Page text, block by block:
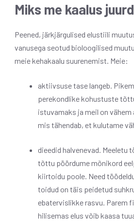
Miks me kaalus
Peened, järkjärgulised elustiili
vanusega seotud bioloogilised
meie kehakaalu suurenemist. Meie:
aktiivsuse tase langeb.
perekondlike kohustuste
istuvamaks ja meil on
mis tähendab, et kulutame
dieedid halvenevad. Meeletu
tõttu pöördume mõnikord
kiirtoidu poole. Need
toidud on täis peidetud
ebatervislikke rasvu. Parem
hilisemas elus võib kaasa